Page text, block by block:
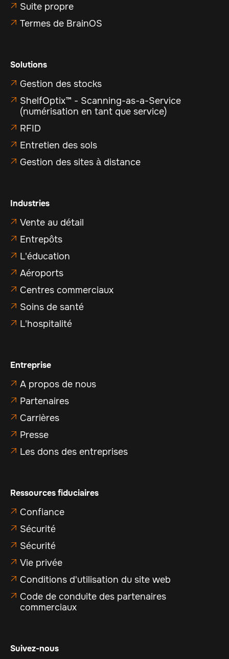
 Suite propre
 Termes de BrainOS
Solutions
 Gestion des stocks
 ShelfOptix™ - Scanning-as-a-Service
(numérisation en tant que service)
 RFID
 Entretien des sols
 Gestion des sites à distance
Industries
 Vente au détail
 Entrepôts
 L'éducation
 Aéroports
 Centres commerciaux
 Soins de santé
 L'hospitalité
Entreprise
 A propos de nous
 Partenaires
 Carrières
 Presse
 Les dons des entreprises
Ressources fiduciaires
 Confiance
 Sécurité
 Sécurité
 Vie privée
 Conditions d'utilisation du site web
 Code de conduite des partenaires
commerciaux
Suivez-nous